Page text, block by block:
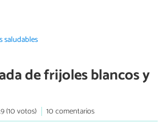
saludables
de frijoles blancos y
(10 votos)
10 comentarios